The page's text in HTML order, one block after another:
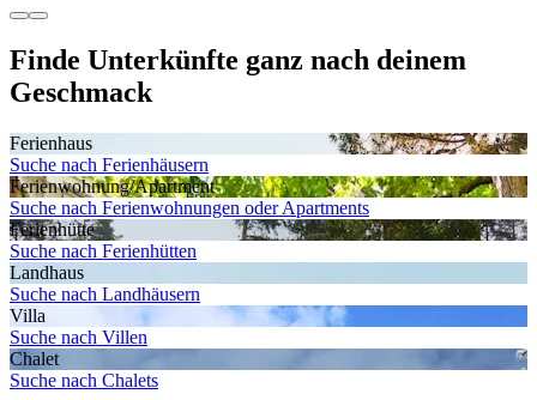
Finde Unterkünfte ganz nach deinem
Geschmack
Ferienhaus
Suche nach Ferienhäusern
Ferienwohnung/Apartment
Suche nach Ferienwohnungen oder Apartments
Ferienhütte
Suche nach Ferienhütten
Landhaus
Suche nach Landhäusern
Villa
Suche nach Villen
Chalet
Suche nach Chalets